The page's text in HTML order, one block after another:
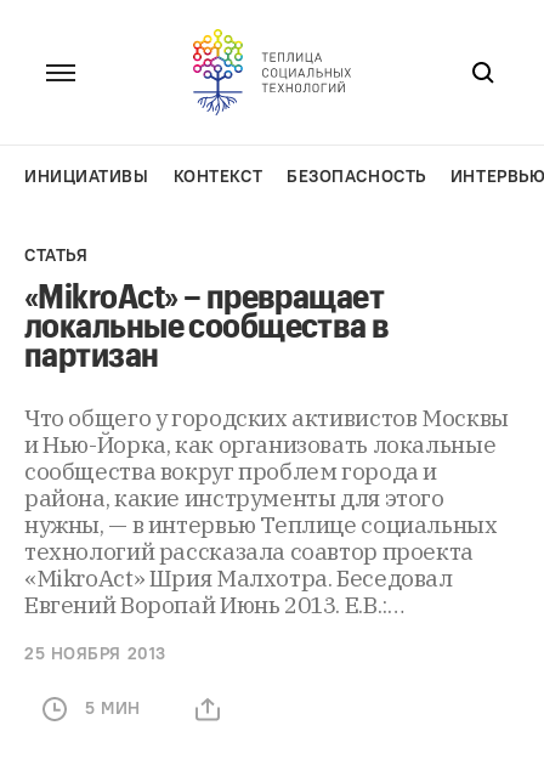
ИНИЦИАТИВЫ КОНТЕКСТ БЕЗОПАСНОСТЬ
СТАТЬЯ
«MikroAct» – превращает
локальные сообщества в
партизан
Что общего у городских активистов Москвы
и Нью-Йорка, как организовать локальные
сообщества вокруг проблем города и
района, какие инструменты для этого
нужны, — в интервью Теплице социальных
технологий рассказала соавтор проекта
«MikroAct» Шрия Малхотра. Беседовал
Евгений Воропай Июнь 2013. Е.В.:…
25 НОЯБРЯ 2013
5 МИН